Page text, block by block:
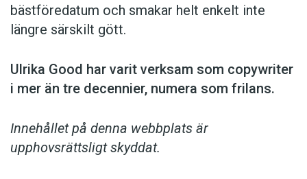
bästföredatum och smakar helt enkelt inte
längre särskilt gött.
Ulrika Good har varit verksam som copy­writer
i mer än tre decennier, numera som frilans.
Innehållet på denna webbplats är
upphovsrättsligt skyddat.